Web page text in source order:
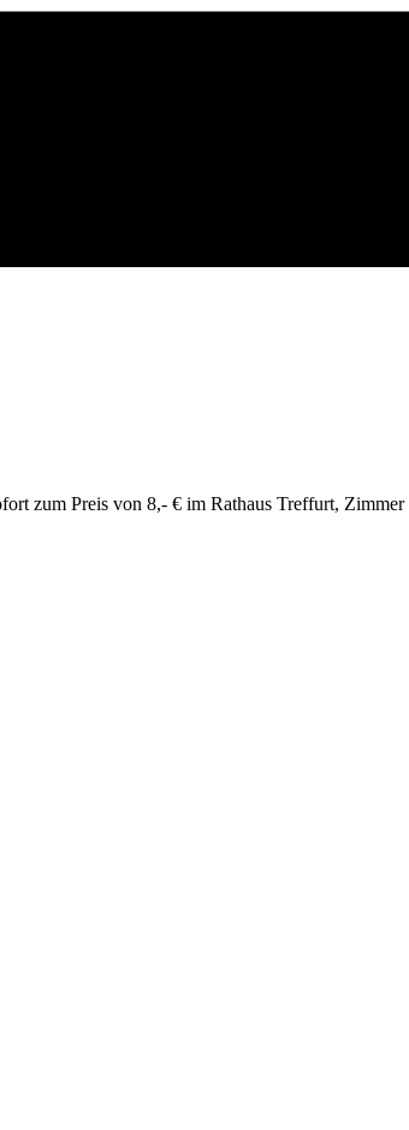
zum Preis von 8,- € im Rathaus Treffurt, Zimmer